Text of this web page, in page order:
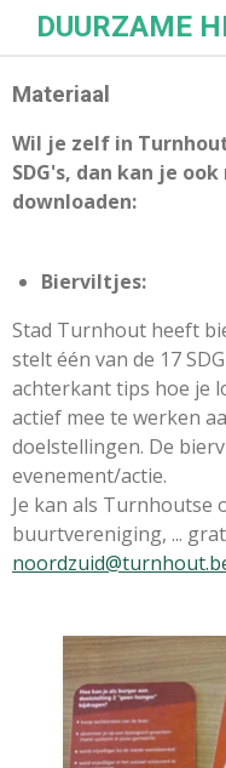
naar
hoofdinhoud
DUURZAME
Materiaal
Wil je zelf in
SDG's, dan kan je
downloaden:
Bierviltjes:
Stad Turnhout heeft
stelt één van de 17
achterkant tips hoe je
actief mee te werken
doelstellingen. De
evenement/actie.
Je kan als Turnhoutse
buurtvereniging, ...